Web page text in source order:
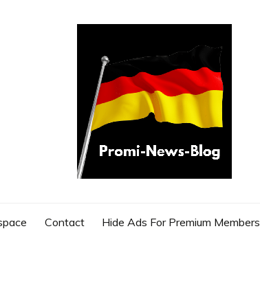
Contact Hide Ads For Premium Members